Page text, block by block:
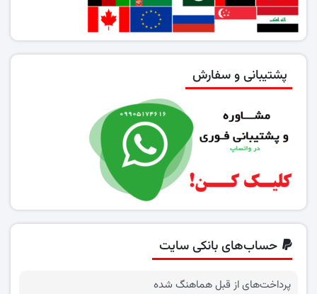
پشتیبانی و سفارش
حساب‌های بانکی سایت
پرداخت‌های از قبل هماهنگ شده